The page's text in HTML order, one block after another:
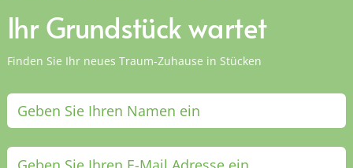
Ihr Grundstück wartet
Finden Sie Ihr neues Traum-Zuhause in Stücken